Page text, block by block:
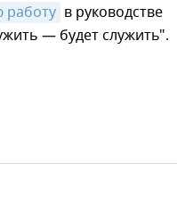
работу в руководстве
— будет служить".